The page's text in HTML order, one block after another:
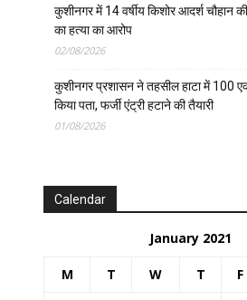
कुशीनगर में 14 वर्षीय किशोर आदर्श चौहान
का हत्या का आरोप
02/08/2026
कुशीनगर प्रशासन ने तहसील हाटा में 100
किया पता, फर्जी एंट्री हटाने की तैयारी
01/08/2026
Calendar
January 2021
M T W T F